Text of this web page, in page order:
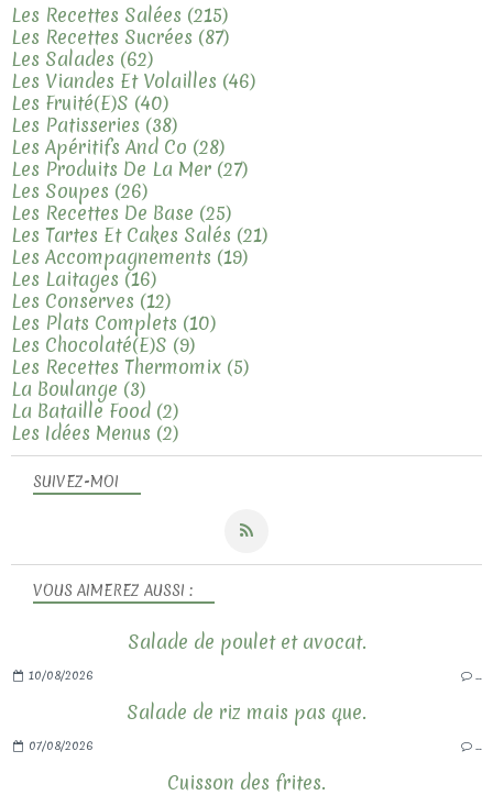
SUIVEZ-MOI
VOUS AIMEREZ AUSSI :
Salade de poulet et avocat.
10/08/2026
Salade de riz mais pas que.
07/08/2026
Cuisson des frites.
Les Recettes Salées (215)
Les Recettes Sucrées (87)
Les Salades (62)
Les Viandes Et Volailles (46)
Les Fruité(e)s (40)
Les Patisseries (38)
Les Apéritifs And Co (28)
Les Produits De La Mer (27)
Les Soupes (26)
Les Recettes De Base (25)
Les Tartes Et Cakes Salés (21)
Les Accompagnements (19)
Les Laitages (16)
Les Conserves (12)
Les Plats Complets (10)
Les Chocolaté(e)s (9)
Les Recettes Thermomix (5)
La Boulange (3)
La Bataille Food (2)
Les Idées Menus (2)